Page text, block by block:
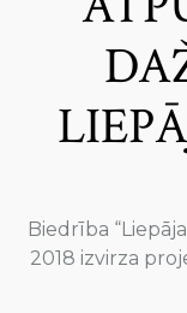
Biedrība
2018 izvirza